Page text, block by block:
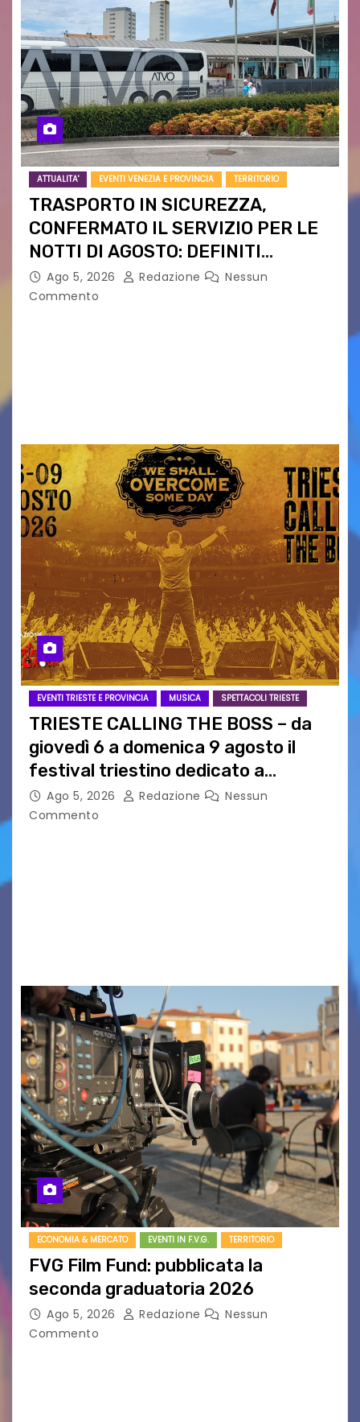
ATTUALITA' EVENTI VENEZIA E PROVINCIA TERRITORIO
TRASPORTO IN SICUREZZA,
CONFERMATO IL SERVIZIO PER LE
NOTTI DI AGOSTO: DEFINITI
PERCORSI, FERMATE E ORARIO
Ago 5, 2026 Redazione
Nessun
Commento
EVENTI TRIESTE E PROVINCIA MUSICA SPETTACOLI TRIESTE
TRIESTE CALLING THE BOSS – da
giovedì 6 a domenica 9 agosto il
festival triestino dedicato a
Springsteen
Ago 5, 2026 Redazione
Nessun
Commento
ECONOMIA & MERCATO EVENTI IN F.V.G. TERRITORIO
FVG Film Fund: pubblicata la
seconda graduatoria 2026
Ago 5, 2026 Redazione
Nessun
Commento